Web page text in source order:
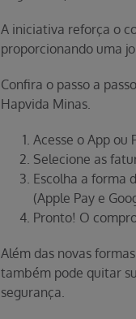
A iniciativa reforça o
proporcionando uma
Confira o passo a
Hapvida Minas.
Acesse o App ou
Selecione as
Escolha a forma
(Apple Pay e
Pronto! O
Além das novas
também pode quitar
segurança.